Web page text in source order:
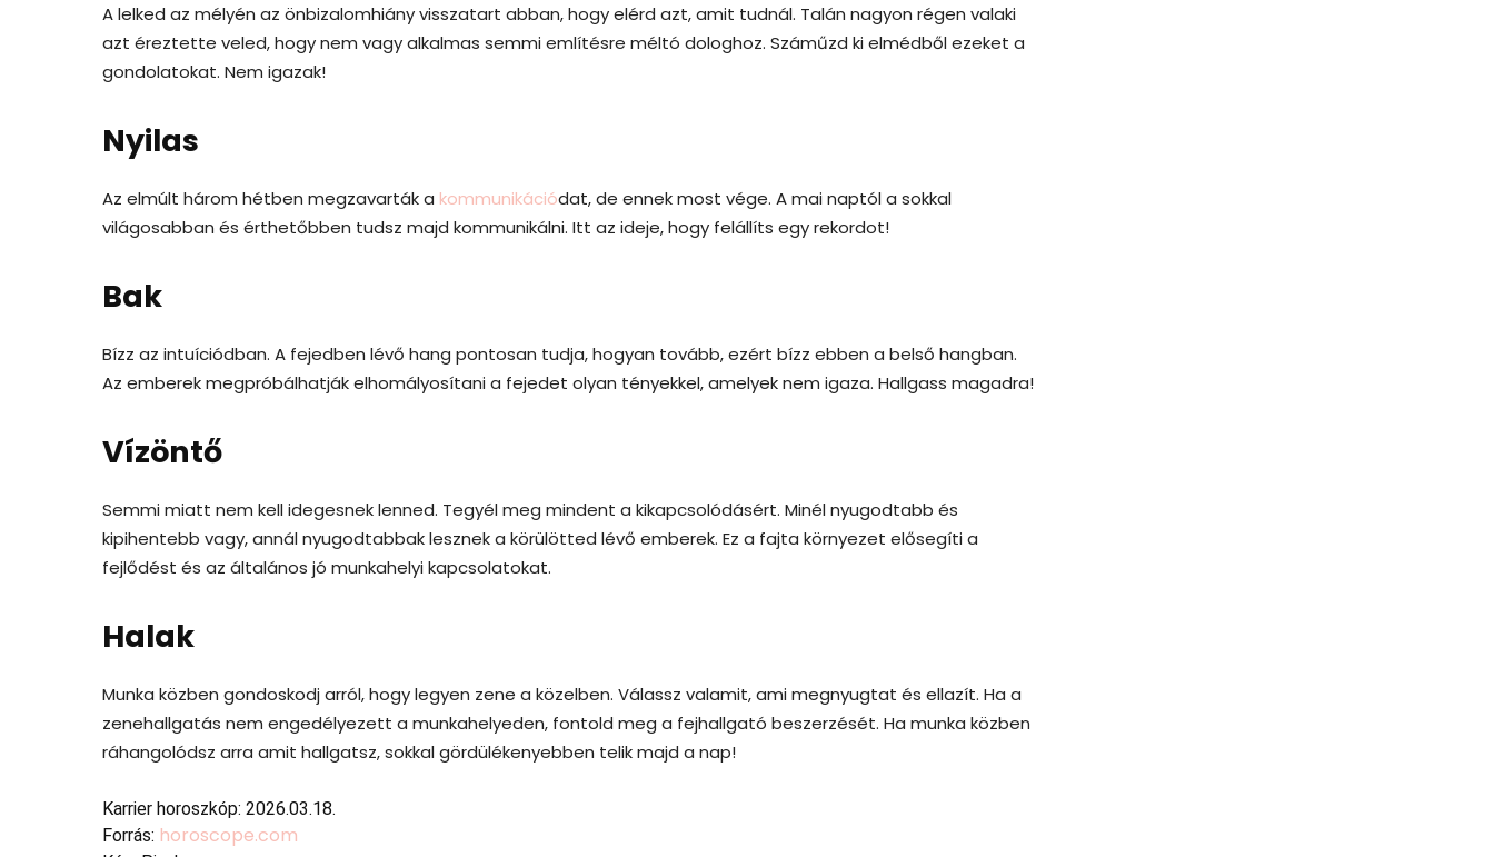
A lelked az mélyén az önbizalomhiány visszatart abban, hogy elérd azt, amit tudnál. Talán nagyon régen valaki
azt éreztette veled, hogy nem vagy alkalmas semmi említésre méltó dologhoz. Száműzd ki elmédből ezeket a
gondolatokat. Nem igazak!
Nyilas
Az elmúlt három hétben megzavarták a kommunikációdat, de ennek most vége. A mai naptól a sokkal
világosabban és érthetőbben tudsz majd kommunikálni. Itt az ideje, hogy felállíts egy rekordot!
Bak
Bízz az intuíciódban. A fejedben lévő hang pontosan tudja, hogyan tovább, ezért bízz ebben a belső hangban.
Az emberek megpróbálhatják elhomályosítani a fejedet olyan tényekkel, amelyek nem igaza. Hallgass magadra!
Vízöntő
Semmi miatt nem kell idegesnek lenned. Tegyél meg mindent a kikapcsolódásért. Minél nyugodtabb és
kipihentebb vagy, annál nyugodtabbak lesznek a körülötted lévő emberek. Ez a fajta környezet elősegíti a
fejlődést és az általános jó munkahelyi kapcsolatokat.
Halak
Munka közben gondoskodj arról, hogy legyen zene a közelben. Válassz valamit, ami megnyugtat és ellazít. Ha a
zenehallgatás nem engedélyezett a munkahelyeden, fontold meg a fejhallgató beszerzését. Ha munka közben
ráhangolódsz arra amit hallgatsz, sokkal gördülékenyebben telik majd a nap!
Karrier horoszkóp: 2026.03.18.
Forrás: horoscope.com